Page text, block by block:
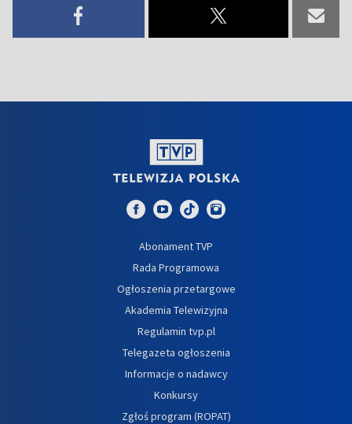
Abonament TVP
Rada Programowa
Ogłoszenia przetargowe
Akademia Telewizyjna
Regulamin tvp.pl
Telegazeta ogłoszenia
Informacje o nadawcy
Konkursy
Zgłoś program (ROPAT)